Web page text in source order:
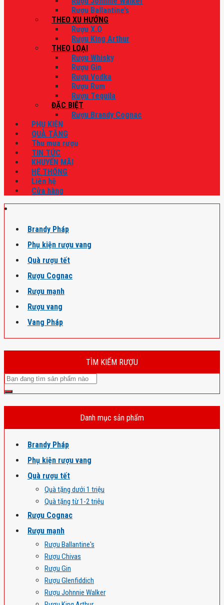
Rượu Ballantine’s
THEO XU HƯỚNG
Rượu X.O
Rượu King Arthur
THEO LOẠI
Rượu Whisky
Rượu Gin
Rượu Vodka
Rượu Rum
Rượu Tequila
ĐẶC BIỆT
Rượu Brandy Cognac
PHỤ KIỆN
QUÀ TẶNG
Thu mua rượu
TIN TỨC
KHUYẾN MÃI
HỆ THỐNG
Liên hệ
Cửa hàng
Brandy Pháp
Phụ kiện rượu vang
Quà rượu tết
Rượu Cognac
Rượu mạnh
Rượu vang
Vang Pháp
TÌM KIẾM RƯỢU
Danh mục sản phẩm
Brandy Pháp
Phụ kiện rượu vang
Quà rượu tết
Quà tặng dưới 1 triệu
Quà tặng từ 1-2 triệu
Rượu Cognac
Rượu mạnh
Rượu Ballantine's
Rượu Chivas
Rượu Gin
Rượu Glenfiddich
Rượu Johnnie Walker